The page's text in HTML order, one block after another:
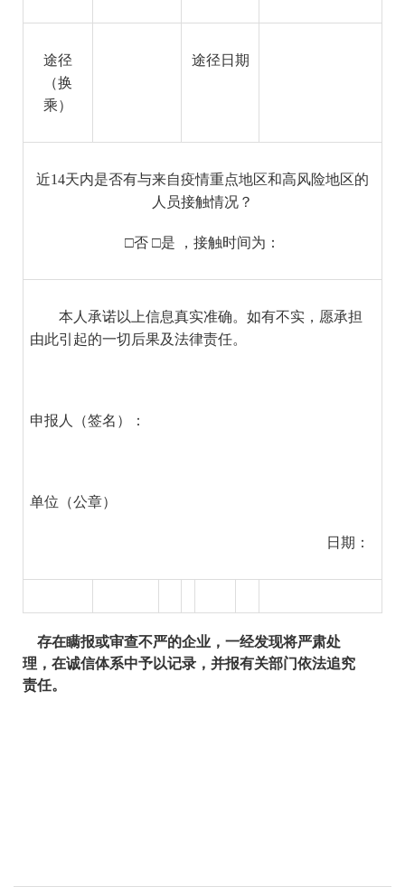
途径
（换
乘）
途径日期
近14天内是否有与来自疫情重点地区和高风险地区的
人员接触情况？
□否 □是 ，接触时间为：
本人承诺以上信息真实准确。如有不实，愿承担
由此引起的一切后果及法律责任。
申报人（签名）：
单位（公章）
日期：
存在瞒报或审查不严的企业，一经发现将严肃处
理，在诚信体系中予以记录，并报有关部门依法追究
责任。